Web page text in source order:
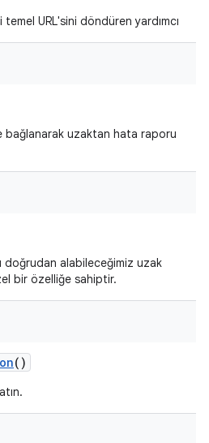
URL'sini döndüren yardımcı
bağlanarak uzaktan hata raporu
alabileceğimiz uzak
bir özelliğe sahiptir.
()